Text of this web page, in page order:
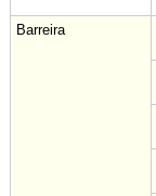
Barreira